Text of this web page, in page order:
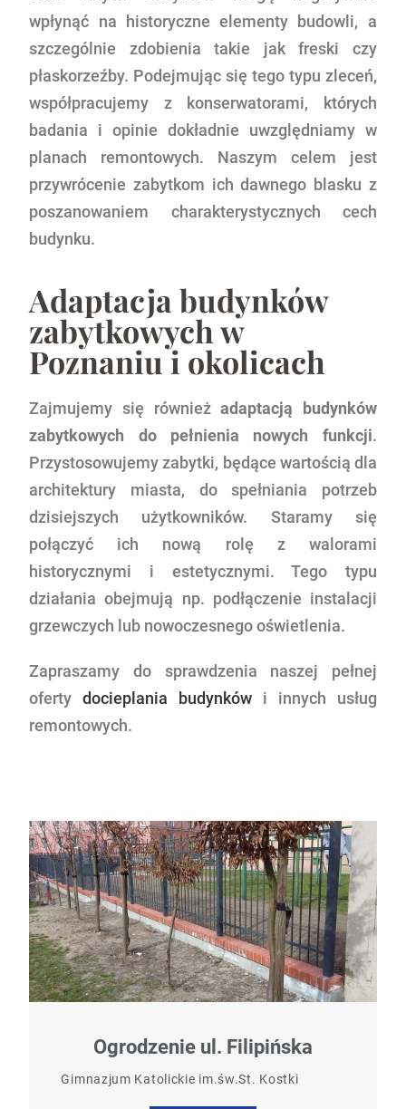
wpłynąć na historyczne elementy budowli, a
szczególnie zdobienia takie jak freski czy
płaskorzeźby. Podejmując się tego typu zleceń,
współpracujemy z konserwatorami, których
badania i opinie dokładnie uwzględniamy w
planach remontowych. Naszym celem jest
przywrócenie zabytkom ich dawnego blasku z
poszanowaniem charakterystycznych cech
budynku.
Adaptacja budynków
zabytkowych w
Poznaniu i okolicach
Zajmujemy się równieżadaptacją budynków
zabytkowych do pełnienia nowych funkcji.
Przystosowujemy zabytki, będące wartością dla
architektury miasta, do spełniania potrzeb
dzisiejszych użytkowników. Staramy się
połączyć ich nową rolę z walorami
historycznymi i estetycznymi. Tego typu
działania obejmują np. podłączenie instalacji
grzewczych lub nowoczesnego oświetlenia.
Zapraszamy do sprawdzenia naszej pełnej
ofertydocieplania budynków i innych usług
remontowych.
Ogrodzenie ul. Filipińska
Gimnazjum Katolickie im.św.St. Kostki